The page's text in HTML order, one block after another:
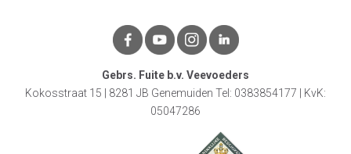
Gebrs. Fuite b.v. Veevoeders
Kokosstraat 15 | 8281 JB Genemuiden Tel: 0383854177 | KvK:
05047286